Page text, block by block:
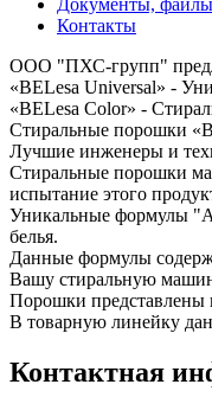
Контакты
ООО "ПХС-групп"
«BELesa Universal» -
«BELesa Color» -
Стиральные порошки
Лучшие инженеры и
Стиральные порошки
испытание этого
Уникальные формулы
белья.
Данные формулы
Вашу стиральную
Порошки представлены
В товарную линейку
Контактная